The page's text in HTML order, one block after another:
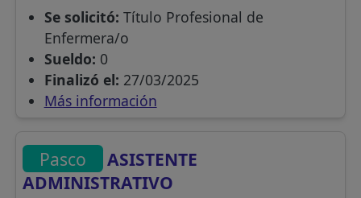
Se solicitó: Título Profesional de
Enfermera/o
Sueldo: 0
Finalizó el: 27/03/2025
Más información
Pasco
ASISTENTE
ADMINISTRATIVO